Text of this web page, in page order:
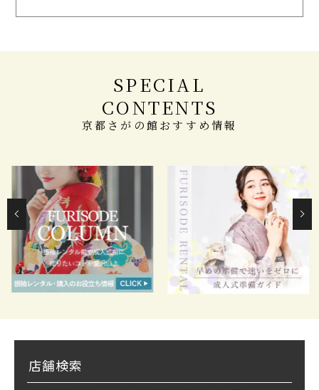
SPECIAL
CONTENTS
京都さがの館おすすめ情報
店舗検索